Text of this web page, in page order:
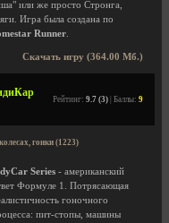
или же просто Стронга,
Игра была создана по
Runner
Скачать игру (364.00 Мб.)
Рейтинг: 9.7 (3) | Баллы: 9
гонки (1223)
Series - американский
Формуле 1. Потрясающая
гоночного
пит-стопы, машины